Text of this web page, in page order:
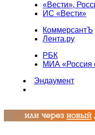
«Вести»,
ИС «Вести»
КоммерсантЪ
Лента.ру
РБК
МИА «Россия
Эндаумент